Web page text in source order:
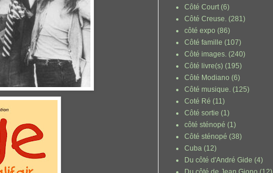
Côté Court (6)
Côté Creuse. (281)
côté expo (86)
Côté famille (107)
Côté images. (240)
Côté livre(s) (195)
Côté Modiano (6)
Côté musique. (125)
Coté Ré (11)
Côté sortie (1)
côté sténopé (1)
Côté sténopé (38)
Cuba (12)
Du côté d'André Gide (4)